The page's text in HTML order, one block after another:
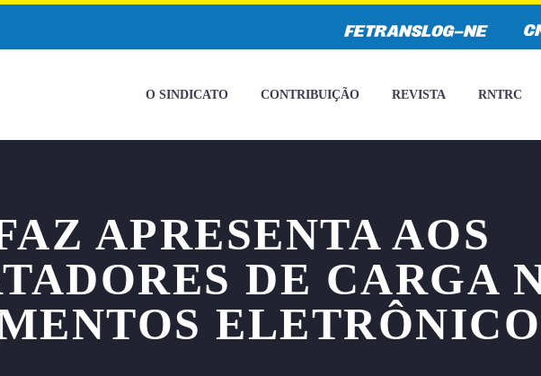
O SINDICATO CONTRIBUIÇÃO REVISTA RNTRC
APRESENTA AOS
DE CARGA